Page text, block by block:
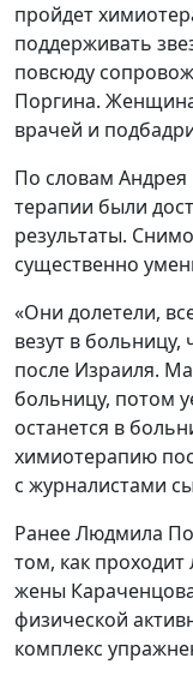
пройдет
поддерживать
повсюду
Поргина.
врачей и
По словам Андрея
терапии были
результаты.
существенно
«Они долетели,
везут в
после Израиля.
больницу, потом
останется в
химиотерапию
с журналистами
Ранее Людмила
том, как проходит
жены
физической
комплекс